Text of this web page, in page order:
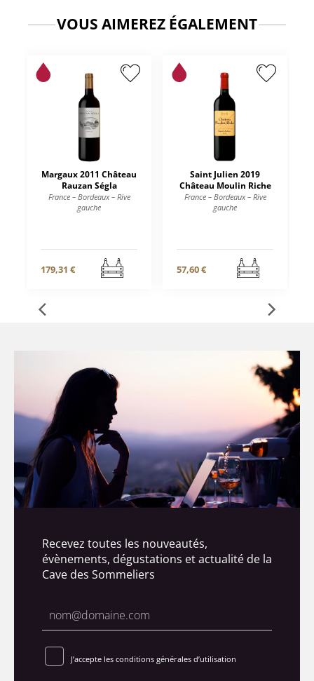
VOUS AIMEREZ ÉGALEMENT
Margaux 2011 Château
Rauzan Ségla
France – Bordeaux – Rive
gauche
179,31 €
Saint Julien 2019
Château Moulin Riche
France – Bordeaux – Rive
gauche
57,60 €
Recevez toutes les nouveautés,
évènements, dégustations et actualité de la
Cave des Sommeliers
J’accepte les conditions générales d’utilisation